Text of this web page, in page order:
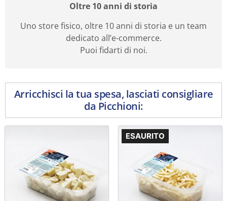
Oltre 10 anni di storia
Uno store fisico, oltre 10 anni di storia e un team
dedicato all’e-commerce.
Puoi fidarti di noi.
Arricchisci la tua spesa, lasciati consigliare
da Picchioni:
ESAURITO